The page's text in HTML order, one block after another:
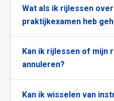
Wat als ik rijlessen
praktijkexamen heb
Kan ik rijlessen of mijn
annuleren?
Kan ik wisselen van